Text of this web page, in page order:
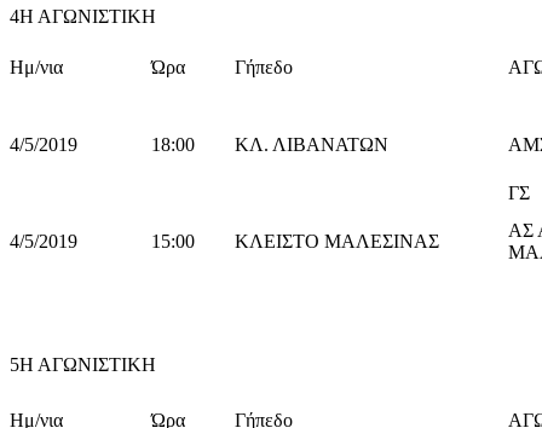
4Η ΑΓΩΝΙΣΤΙΚΗ
Ημ/νια Ώρα Γήπεδο
4/5/2019 18:00 ΚΛ. ΛΙΒΑΝΑΤΩΝ
ΓΣ
4/5/2019 15:00 ΚΛΕΙΣΤΟ ΜΑΛΕΣΙΝΑΣ
ΑΣ
5Η ΑΓΩΝΙΣΤΙΚΗ
Ημ/νια Ώρα Γήπεδο